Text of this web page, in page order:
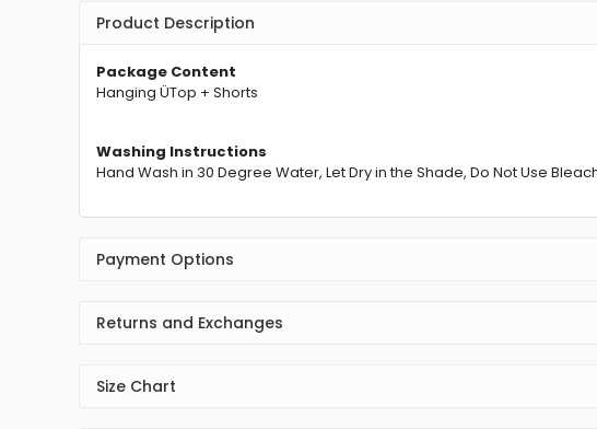
Product Description
Package Content
Hanging ÜTop + Shorts
Washing Instructions
Hand Wash in 30 Degree Water, Let Dry in the Shade, Do Not Use
Payment Options
Returns and Exchanges
Size Chart